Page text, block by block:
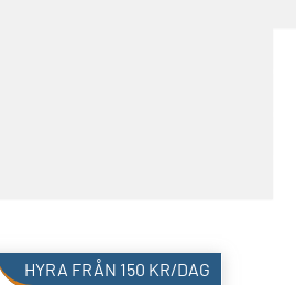
HYRA FRÅN 150 KR/DAG